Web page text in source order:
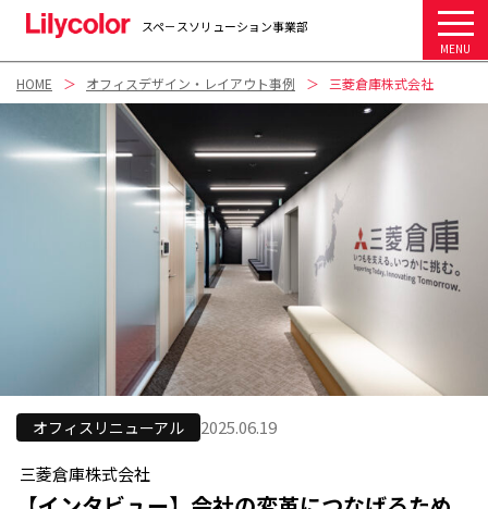
MENU
スペ－スソリューション事業部
HOME オフィスデザイン・レイアウト事例 三菱倉庫株式会社
オフィスリニューアル 2025.06.19
三菱倉庫株式会社